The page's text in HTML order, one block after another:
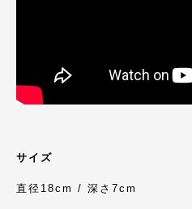
サイズ
直径18cm / 深さ7cm